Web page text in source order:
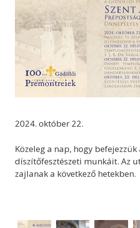
2024. október 22.
Közeleg a nap, hogy
díszítőfesztészeti munkáit. Az
zajlanak a következő hetekben.